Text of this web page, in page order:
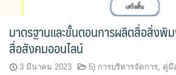
มาตรฐานและขั้นตอนการผลิตสื่อสิ่งพิ
สื่อสังคมออนไลน์
3 มีนาคม 2023 5) การบริหารจัดการ, คู่มื